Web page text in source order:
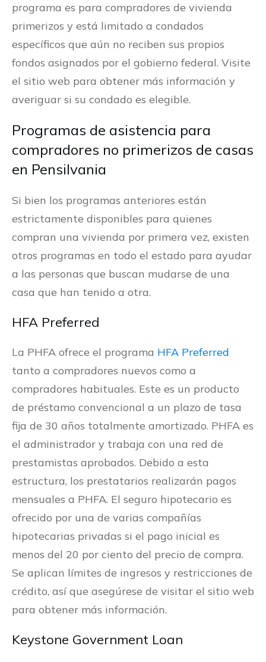
programa es para compradores de vivienda
primerizos y está limitado a condados
específicos que aún no reciben sus propios
fondos asignados por el gobierno federal. Visite
el sitio web para obtener más información y
averiguar si su condado es elegible.
Programas de asistencia para
compradores no primerizos de casas
en Pensilvania
Si bien los programas anteriores están
estrictamente disponibles para quienes
compran una vivienda por primera vez, existen
otros programas en todo el estado para ayudar
a las personas que buscan mudarse de una
casa que han tenido a otra.
HFA Preferred
La PHFA ofrece el programa HFA Preferred
tanto a compradores nuevos como a
compradores habituales. Este es un producto
de préstamo convencional a un plazo de tasa
fija de 30 años totalmente amortizado. PHFA es
el administrador y trabaja con una red de
prestamistas aprobados. Debido a esta
estructura, los prestatarios realizarán pagos
mensuales a PHFA. El seguro hipotecario es
ofrecido por una de varias compañías
hipotecarias privadas si el pago inicial es
menos del 20 por ciento del precio de compra.
Se aplican límites de ingresos y restricciones de
crédito, así que asegúrese de visitar el sitio web
para obtener más información.
Keystone Government Loan